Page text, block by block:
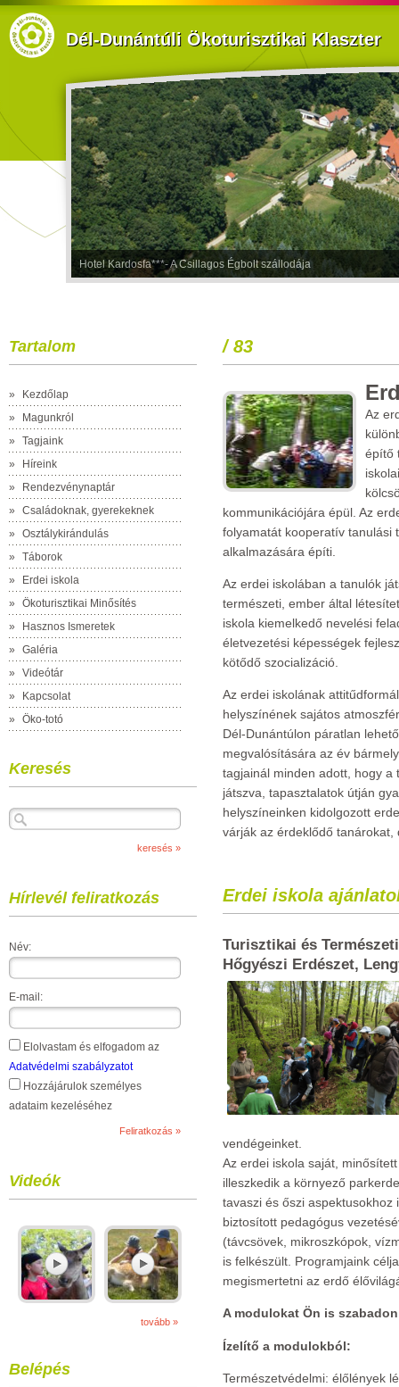
Dél-Dunántúli Ökoturisztikai Klaszter
Hotel Kardosfa***- A Csillagos Égbolt szállodája
Tartalom
»
Kezdőlap
»
Magunkról
»
Tagjaink
»
Híreink
»
Rendezvénynaptár
»
Családoknak, gyerekeknek
»
Osztálykirándulás
»
Táborok
»
Erdei iskola
»
Ökoturisztikai Minősítés
»
Hasznos Ismeretek
»
Galéria
»
Videótár
»
Kapcsolat
»
Öko-totó
Keresés
Hírlevél feliratkozás
Név:
E-mail:
Elolvastam és elfogadom az
Adatvédelmi szabályzatot
Hozzájárulok személyes
adataim kezeléséhez
Videók
tovább »
Belépés
/ 83
Az
építő
kommunikációjára épül. Az
folyamatát kooperatív tanulási
alkalmazására építi.
Az erdei iskolában a tanulók
természeti, ember által
iskola kiemelkedő nevelési
életvezetési képességek
kötődő szocializáció.
Az erdei iskolának
helyszínének sajátos
Dél-Dunántúlon páratlan
megvalósítására az év
tagjainál minden adott, hogy a
játszva, tapasztalatok útján
helyszíneinken kidolgozott
várják az érdeklődő tanárokat,
Erdei iskola
Turisztikai és
Hőgyészi Erdészet,
vendégeinket.
Az erdei iskola saját,
illeszkedik a környező
tavaszi és őszi
biztosított pedagógus
(távcsövek, mikroszkópok,
is felkészült. Programjaink
megismertetni az erdő
A modulokat Ön is
Ízelítő a modulokból:
Természetvédelmi: élőlények